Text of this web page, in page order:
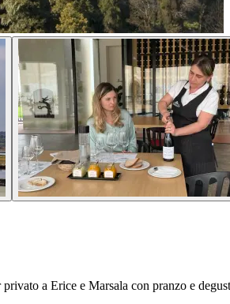
a Erice e Marsala con pranzo e